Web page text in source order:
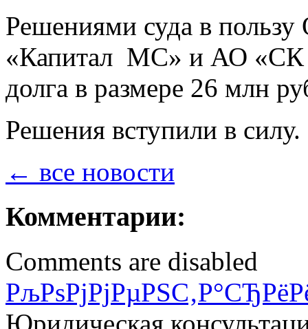
Решениями суда в
«Капитал МС» и АО «СК
долга в размере 26 млн
Решения вступили в силу.
← все новости
Комментарии:
Comments are disabled
Юридическая